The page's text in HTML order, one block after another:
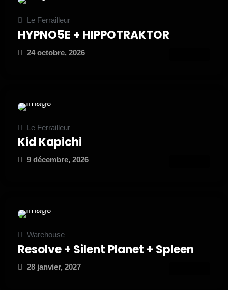
Le Ferrailleur
HYPNO5E + HIPPOTRAKTOR
24 octobre, 2026
Le Ferrailleur
Kid Kapichi
9 décembre, 2026
Warehouse
Resolve + Silent Planet + Spleen
28 janvier, 2027